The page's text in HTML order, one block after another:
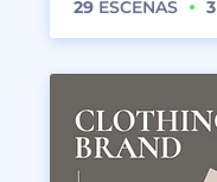
29 ESCENAS 3